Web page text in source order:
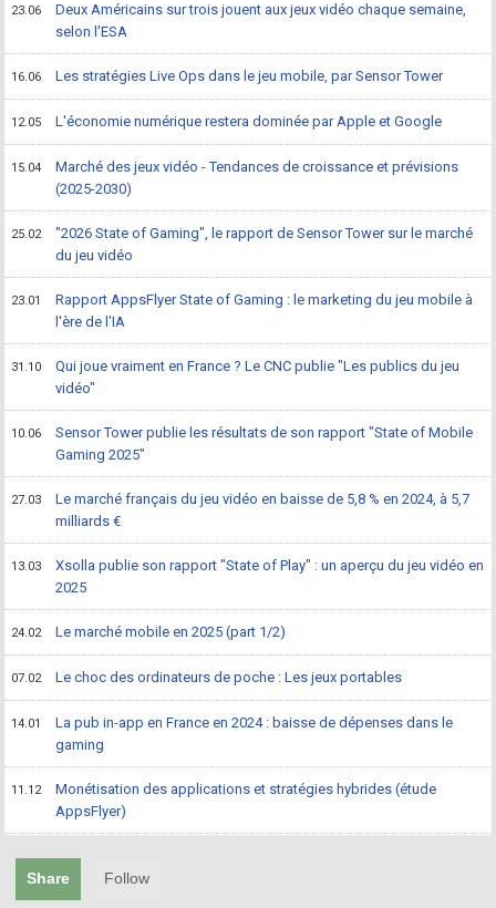
23.06
Deux Américains sur trois jouent aux jeux vidéo chaque semaine,
selon l'ESA
16.06 Les stratégies Live Ops dans le jeu mobile, par Sensor Tower
12.05 L'économie numérique restera dominée par Apple et Google
15.04
Marché des jeux vidéo - Tendances de croissance et prévisions
(2025-2030)
25.02
"2026 State of Gaming", le rapport de Sensor Tower sur le marché
du jeu vidéo
23.01
Rapport AppsFlyer State of Gaming : le marketing du jeu mobile à
l'ère de l'IA
31.10
Qui joue vraiment en France ? Le CNC publie "Les publics du jeu
vidéo"
10.06
Sensor Tower publie les résultats de son rapport "State of Mobile
Gaming 2025"
27.03
Le marché français du jeu vidéo en baisse de 5,8 % en 2024, à 5,7
milliards €
13.03
Xsolla publie son rapport "State of Play" : un aperçu du jeu vidéo en
2025
24.02 Le marché mobile en 2025 (part 1/2)
07.02 Le choc des ordinateurs de poche : Les jeux portables
14.01
La pub in-app en France en 2024 : baisse de dépenses dans le
gaming
11.12
Monétisation des applications et stratégies hybrides (étude
AppsFlyer)
Share Follow